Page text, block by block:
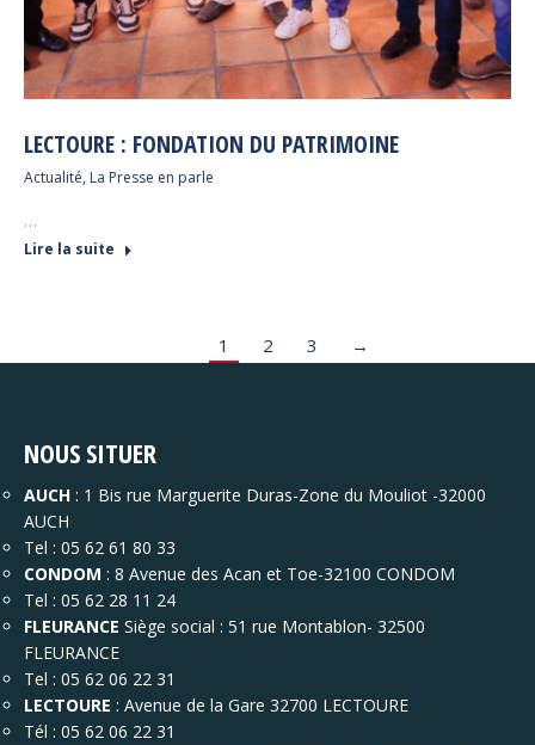
LECTOURE : FONDATION DU PATRIMOINE
Actualité, La Presse en parle
…
Lire la suite
1 2 3 →
NOUS SITUER
AUCH : 1 Bis rue Marguerite Duras-Zone du Mouliot -32000
AUCH
Tel : 05 62 61 80 33
CONDOM : 8 Avenue des Acan et Toe-32100 CONDOM
Tel : 05 62 28 11 24
FLEURANCE Siège social : 51 rue Montablon- 32500
FLEURANCE
Tel : 05 62 06 22 31
LECTOURE : Avenue de la Gare 32700 LECTOURE
Tél : 05 62 06 22 31